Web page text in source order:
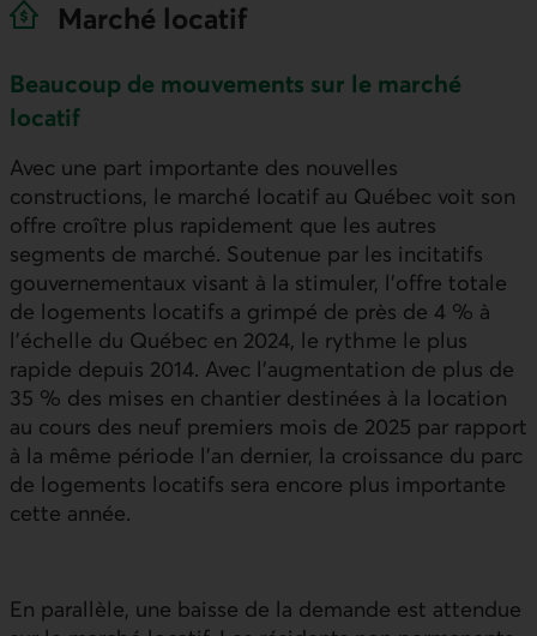
Marché locatif
Beaucoup de mouvements sur le marché
locatif
Avec une part importante des nouvelles
constructions, le marché locatif au Québec voit son
offre croître plus rapidement que les autres
segments de marché. Soutenue par les incitatifs
gouvernementaux visant à la stimuler, l’offre totale
de logements locatifs a grimpé de près de 4 % à
l’échelle du Québec en 2024, le rythme le plus
rapide depuis 2014. Avec l’augmentation de plus de
35 % des mises en chantier destinées à la location
au cours des neuf premiers mois de 2025 par rapport
à la même période l’an dernier, la croissance du parc
de logements locatifs sera encore plus importante
cette année.
En parallèle, une baisse de la demande est attendue